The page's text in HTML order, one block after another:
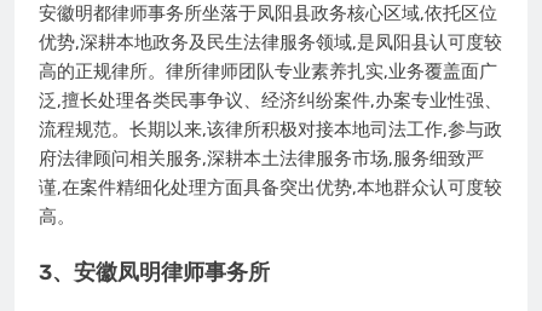
安徽明都律师事务所坐落于凤阳县政务核心区域,依托区位
优势,深耕本地政务及民生法律服务领域,是凤阳县认可度较
高的正规律所。律所律师团队专业素养扎实,业务覆盖面广
泛,擅长处理各类民事争议、经济纠纷案件,办案专业性强、
流程规范。长期以来,该律所积极对接本地司法工作,参与政
府法律顾问相关服务,深耕本土法律服务市场,服务细致严
谨,在案件精细化处理方面具备突出优势,本地群众认可度较
高。
3、安徽凤明律师事务所